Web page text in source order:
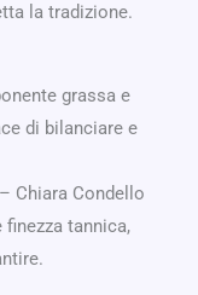
la tradizione.
grassa e
di bilanciare e
Chiara Condello
finezza tannica,